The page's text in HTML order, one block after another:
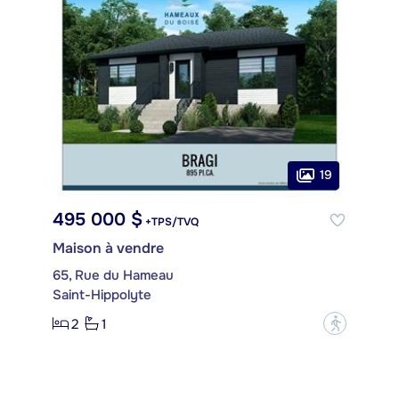
19
495 000 $ +TPS/TVQ
Maison à vendre
65, Rue du Hameau
Saint-Hippolyte
2
1 ?